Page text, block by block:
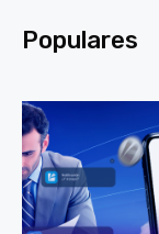
Populares